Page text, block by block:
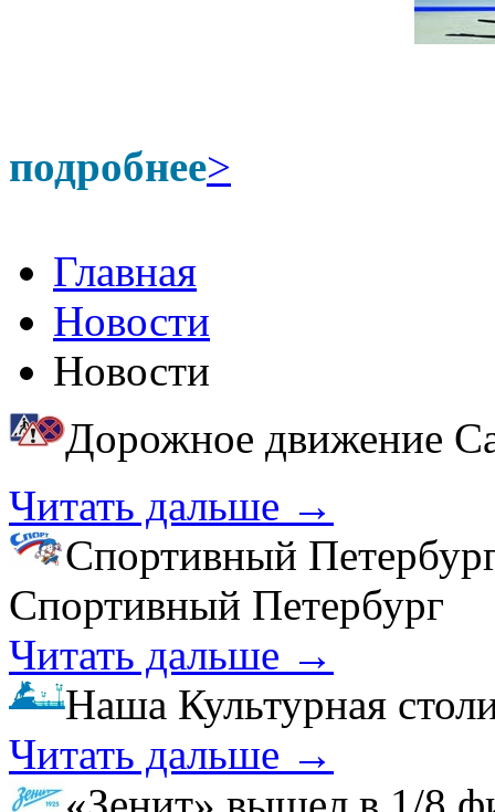
подробнее>
Главная
Новости
Новости
Дорожное движение
Читать дальше →
Спортивный
Спортивный Петербург
Читать дальше →
Наша Культурная
Читать дальше →